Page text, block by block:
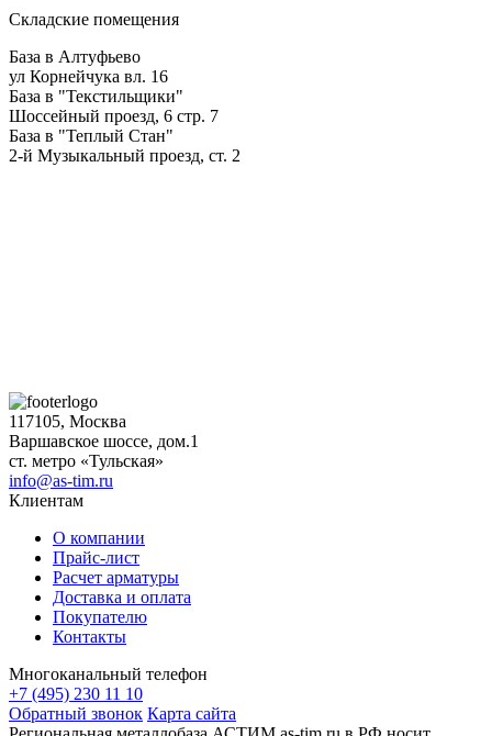
Складские помещения
База в Алтуфьево
ул Корнейчука вл. 16
База в "Текстильщики"
Шоссейный проезд, 6 стр. 7
База в "Теплый Стан"
2-й Музыкальный проезд, ст. 2
117105, Москва
Варшавское шоссе, дом.1
ст. метро «Тульская»
info@as-tim.ru
Клиентам
О компании
Прайс-лист
Расчет арматуры
Доставка и оплата
Покупателю
Контакты
Многоканальный телефон
+7 (495) 230 11 10
Обратный звонок Карта сайта